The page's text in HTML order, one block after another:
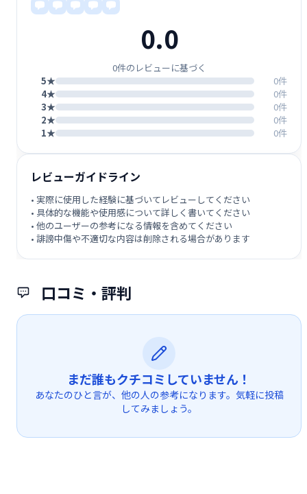
口コミ・評判
まだ誰もクチコミしていません！
あなたのひと言が、他の人の参考になります。気軽に投稿
してみましょう。
0.0
0件のレビューに基づく
5★
0件
4★
0件
3★
0件
2★
0件
1★
0件
レビューガイドライン
• 実際に使用した経験に基づいてレビューしてください
• 具体的な機能や使用感について詳しく書いてください
• 他のユーザーの参考になる情報を含めてください
• 誹謗中傷や不適切な内容は削除される場合があります